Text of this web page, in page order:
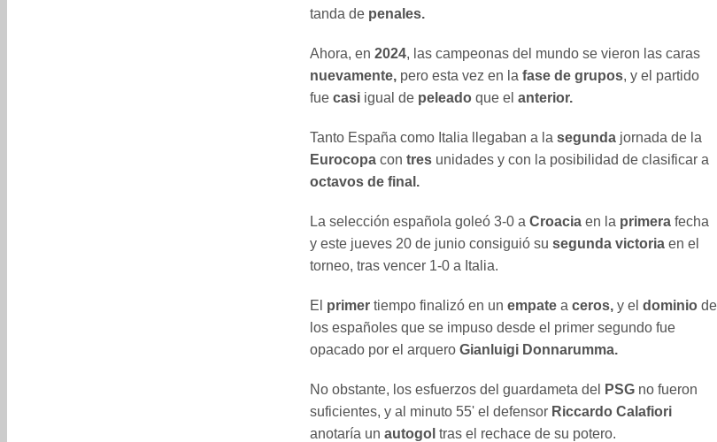
tanda de penales.
Ahora, en 2024, las campeonas del mundo se vieron las caras
nuevamente, pero esta vez en la fase de grupos, y el partido
fue casi igual de peleado que el anterior.
Tanto España como Italia llegaban a la segunda jornada de la
Eurocopa con tres unidades y con la posibilidad de clasificar a
octavos de final.
La selección española goleó 3-0 a Croacia en la primera fecha
y este jueves 20 de junio consiguió su segunda victoria en el
torneo, tras vencer 1-0 a Italia.
El primer tiempo finalizó en un empate a ceros, y el dominio de
los españoles que se impuso desde el primer segundo fue
opacado por el arquero Gianluigi Donnarumma.
No obstante, los esfuerzos del guardameta del PSG no fueron
suficientes, y al minuto 55' el defensor Riccardo Calafiori
anotaría un autogol tras el rechace de su potero.